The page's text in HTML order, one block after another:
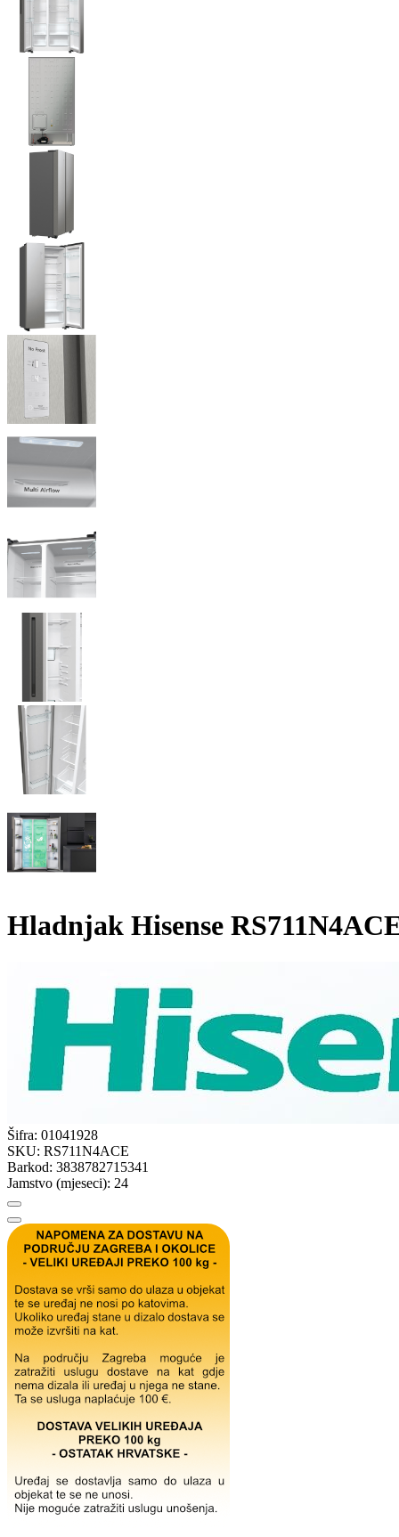
Hladnjak Hisense
Šifra: 01041928
SKU: RS711N4ACE
Barkod: 3838782715341
Jamstvo (mjeseci): 24